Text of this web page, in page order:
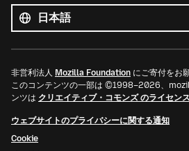
べ
て
の
言
言
語
非営利法人 Mozilla Foundation にご寄付をお
このコンテンツの一部は ©1998–2026、
ンツは クリエイティブ・コモンズ のライセンス
ウェブサイトのプライバシーに関する通知
Cookie